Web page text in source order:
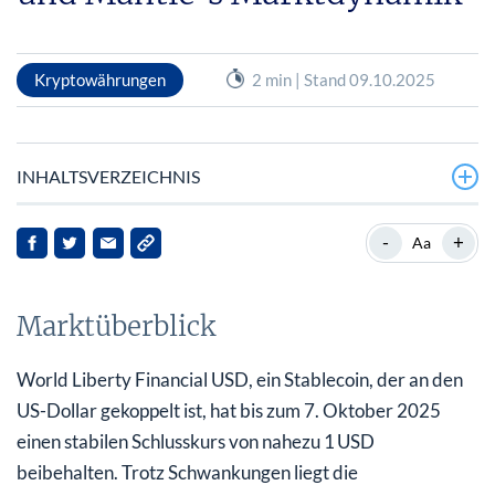
Kryptowährungen 2 min | Stand 09.10.2025
INHALTSVERZEICHNIS
Marktüberblick
Strategische Partnerschaften und Markteinfluss
Zukunftsaussichten
- Aa +
Marktüberblick
World Liberty Financial USD, ein Stablecoin, der an den
US-Dollar gekoppelt ist, hat bis zum 7. Oktober 2025
einen stabilen Schlusskurs von nahezu 1 USD
beibehalten. Trotz Schwankungen liegt die